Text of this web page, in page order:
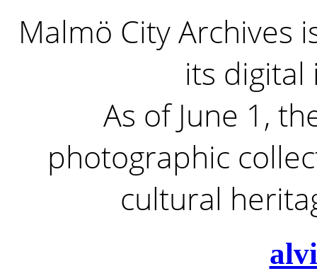
Malmö City Archives
its digital
As of June 1,
photographic
cultural